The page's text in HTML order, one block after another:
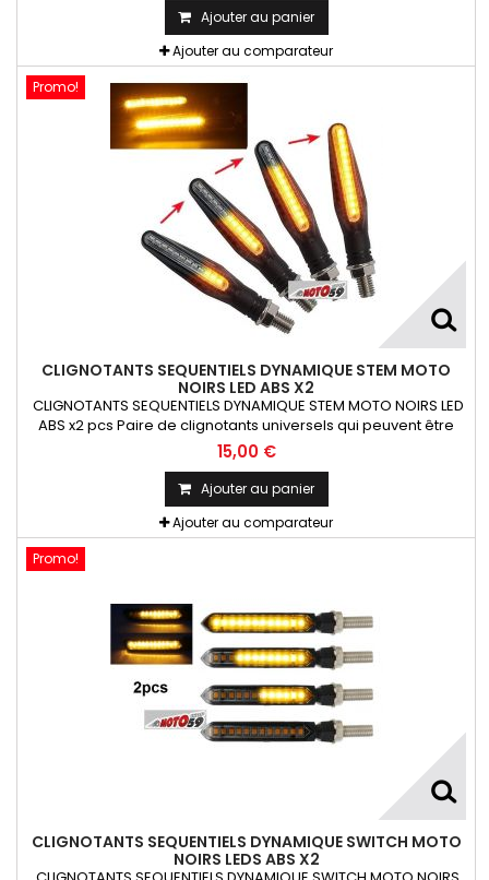
Ajouter au panier
Ajouter au comparateur
Promo!
CLIGNOTANTS SEQUENTIELS DYNAMIQUE STEM MOTO
NOIRS LED ABS X2
CLIGNOTANTS SEQUENTIELS DYNAMIQUE STEM MOTO NOIRS LED
ABS x2 pcs Paire de clignotants universels qui peuvent être
adaptables sur toutes motos ou scooters
15,00 €
Ajouter au panier
Ajouter au comparateur
Promo!
CLIGNOTANTS SEQUENTIELS DYNAMIQUE SWITCH MOTO
NOIRS LEDS ABS X2